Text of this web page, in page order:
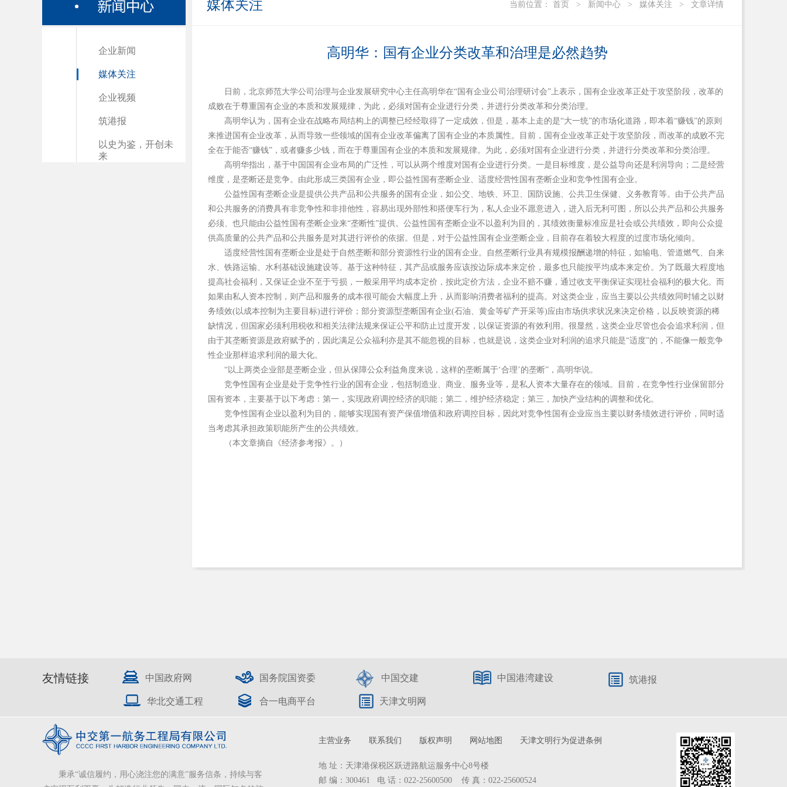
企业新闻
媒体关注
企业视频
筑港报
以史为鉴，开创未
来
媒体关注 当前位置： 首页 > 新闻中心 > 媒体关注 > 文章详情
高明华：国有企业分类改革和治理是必然趋势
日前，北京师范大学公司治理与企业发展研究中心主任高明华在“ 国有企业公司治理研讨会”上表示，国有企业改革正处于攻坚阶段，改革的
成败在于尊重国有企业的本质和发展规律，为此，必须对国有企业进行分类，并进行分类改革和分类治理。
高明华认为，国有企业在战略布局结构上的调整已经经取得了一定成效，但是，基本上走的是“大一统”的市场化道路，即本着“赚钱”的原则
来推进国有企业改革，从而导致一些领域的国有企业改革偏离了国有企业的本质属性。目前，国有企业改革正处于攻坚阶段，而改革的成败不完
全在于能否“赚钱” ，或者赚多少钱，而在于尊重国有企业的本质和发展规律。为此，必须对国有企业进行分类，并进行分类改革和分类治理。
高明华指出，基于中国国有企业布局的广泛性，可以从两个维度对国有企业进行分类。一是目标维度，是公益导向还是利润导向；二是经营
维度，是垄断还是竞争。由此形成三类国有企业，即公益性国有垄断企业、适度经营性国有垄断企业和竞争性国有企业。
公益性国有垄断企业是提供公共产品和公共服务的国有企业，如公交、地铁、环卫、国防设施、公共卫生保健、义务教育等。由于公共产品
和公共服务的消费具有非竞争性和非排他性，容易出现外部性和搭便车行为，私人企业不愿意进入，进入后无利可图，所以公共产品和公共服务
必须、也只能由公益性国有垄断企业来“垄断性”提供。公益性国有垄断企业不以盈利为目的，其绩效衡量标准应是社会或公共绩效，即向公众提
供高质量的公共产品和公共服务是对其进行评价的依据。但是，对于公益性国有企业垄断企业，目前存在着较大程度的过度市场化倾向。
适度经营性国有垄断企业是处于自然垄断和部分资源性行业的国有企业。自然垄断行业具有规模报酬递增的特征，如输电、管道燃气、自来
水、铁路运输、水利基础设施建设等。基于这种特征，其产品或服务应该按边际成本来定价，最多也只能按平均成本来定价。为了既最大程度地
提高社会福利，又保证企业不至于亏损，一般采用平均成本定价，按此定价方法，企业不赔不赚，通过收支平衡保证实现社会福利的极大化。而
如果由私人资本控制，则产品和服务的成本很可能会大幅度上升，从而影响消费者福利的提高。对这类企业，应当主要以公共绩效同时辅之以财
务绩效( 以成本控制为主要目标)进行评价；部分资源型垄断国有企业(石油、黄金等矿产开采等)应由市场供求状况来决定价格，以反映资源的稀
缺情况，但国家必须利用税收和相关法律法规来保证公平和防止过度开发，以保证资源的有效利用。很显然，这类企业尽管也会会追求利润，但
由于其垄断资源是政府赋予的，因此满足公众福利亦是其不能忽视的目标，也就是说，这类企业对利润的追求只能是“适度”的，不能像一般竞争
性企业那样追求利润的最大化。
“以上两类企业部是垄断企业，但从保障公众利益角度来说，这样的垄断属于‘合理’的垄断” ，高明华说。
竞争性国有企业是处于竞争性行业的国有企业，包括制造业、商业、服务业等，是私人资本大量存在的领域。目前，在竞争性行业保留部分
国有资本，主要基于以下考虑：第一，实现政府调控经济的职能；第二，维护经济稳定；第三，加快产业结构的调整和优化。
竞争性国有企业以盈利为目的，能够实现国有资产保值增值和政府调控目标，因此对竞争性国有企业应当主要以财务绩效进行评价，同时适
当考虑其承担政策职能所产生的公共绩效。
（本文章摘自《经济参考报》。）
友情链接 中国政府网 国务院国资委 中国交建 中国港湾建设 筑港报
华北交通工程 合一电商平台 天津文明网
秉承“诚信履约，用心浇注您的满意”服务信条，持续与客
主营业务 联系我们 版权声明 网站地图 天津文明行为促进条例
地 址：天津港保税区跃进路航运服务中心8号楼
邮 编：300461 电 话：022-25600500 传 真：022-25600524